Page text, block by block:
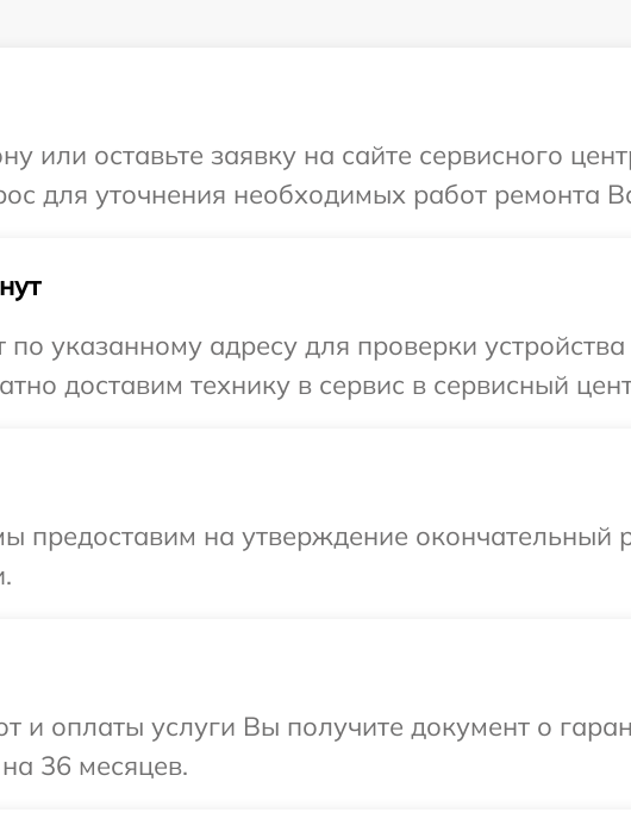
или оставьте заявку на сайте сервисного
для уточнения необходимых работ ремонта
указанному адресу для проверки
доставим технику в сервис в сервисный
предоставим на утверждение окончательный
и оплаты услуги Вы получите документ о
36 месяцев.